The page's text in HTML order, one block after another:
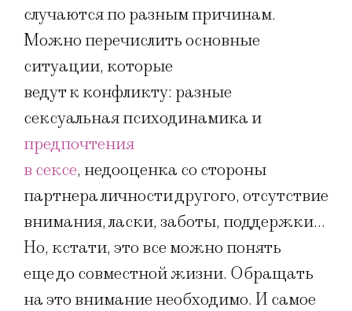
случаются по разным причинам.
Можно перечислить основные
ситуации, которые
ведут к конфликту: разные
сексуальная психодинамика и
предпочтения
в сексе, недооценка со стороны
партнера личности другого, отсутствие
внимания, ласки, заботы, поддержки…
Но, кстати, это все можно понять
еще до совместной жизни. Обращать
на это внимание необходимо. И самое